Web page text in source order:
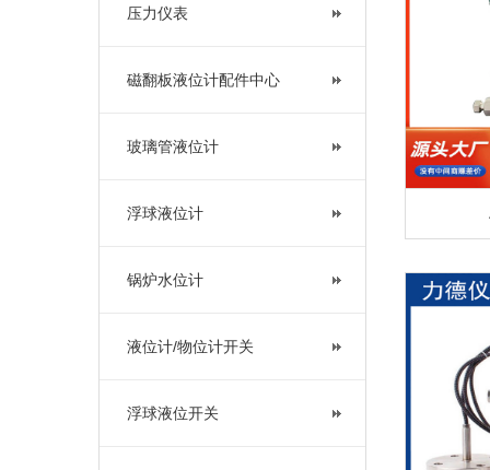
压力仪表
磁翻板液位计配件中心
玻璃管液位计
浮球液位计
锅炉水位计
液位计/物位计开关
浮球液位开关